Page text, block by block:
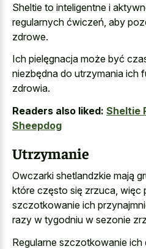
Sheltie to inteligentne i
regularnych ćwiczeń, aby
zdrowe.
Ich pielęgnacja może być
niezbędna do utrzymania ich
zdrowia.
Readers also liked: Sheltie
Sheepdog
Utrzymanie
Owczarki shetlandzkie mają
które często się zrzuca, więc
szczotkowanie ich
razy w tygodniu w sezonie
Regularne szczotkowanie ich